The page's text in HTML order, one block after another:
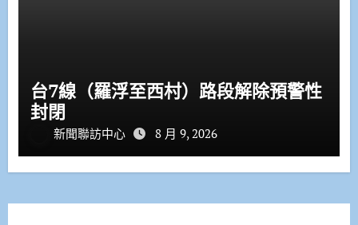
台7線（羅浮至西村）路段解除預警性
封閉
新聞聯訪中心 8 月 9, 2026